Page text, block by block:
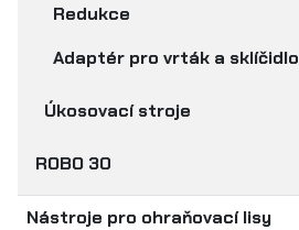
Redukce
Adaptér pro vrták a sklíčidlo
Úkosovací stroje
ROBO 30
Nástroje pro ohraňovací lisy